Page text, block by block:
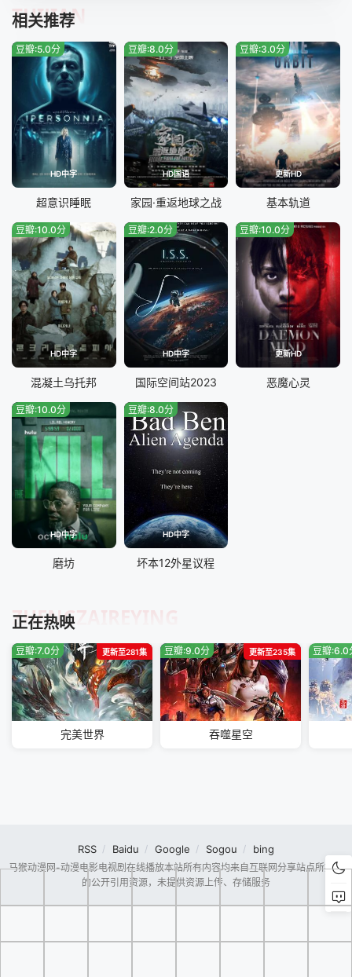
相关推荐
TUIJIAN
HD中字
豆瓣:5.0分
超意识睡眠
HD国语
豆瓣:8.0分
家园·重返地球之战
更新HD
豆瓣:3.0分
基本轨道
HD中字
豆瓣:10.0分
混凝土乌托邦
HD中字
豆瓣:2.0分
国际空间站2023
更新HD
豆瓣:10.0分
恶魔心灵
HD中字
豆瓣:10.0分
磨坊
HD中字
豆瓣:8.0分
坏本12外星议程
正在热映
ZHENGZAIREYING
更新至281集
豆瓣:7.0分
完美世界
更新至235集
豆瓣:9.0分
吞噬星空
豆瓣:6.0
RSS Baidu Google Sogou bing
马猴动漫网-动漫电影电视剧在线播放本站所有内容均来自互联网分享站点所提供
的公开引用资源，未提供资源上传、存储服务